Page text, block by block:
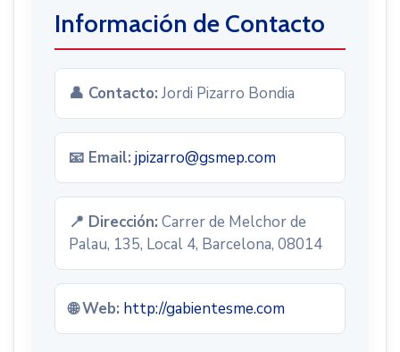
Información de Contacto
👤 Contacto: Jordi Pizarro Bondia
📧 Email: jpizarro@gsmep.com
📍 Dirección: Carrer de Melchor de
Palau, 135, Local 4, Barcelona, 08014
🌐 Web: http://gabientesme.com